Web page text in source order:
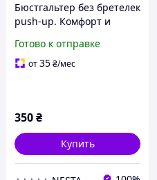
Бюстгальтер без бретелек
push-up. Комфорт и
платьев черный A
Готово к отправке
от35₴/мес
350₴
Купить